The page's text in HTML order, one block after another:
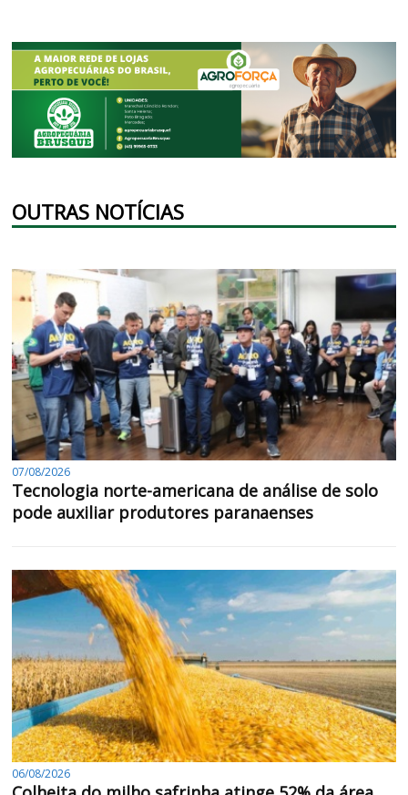
OUTRAS NOTÍCIAS
07/08/2026
Tecnologia norte-americana de análise de solo
pode auxiliar produtores paranaenses
06/08/2026